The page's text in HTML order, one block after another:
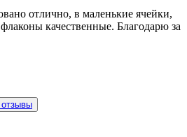
отлично, в маленькие ячейки,
качественные. Благодарю за